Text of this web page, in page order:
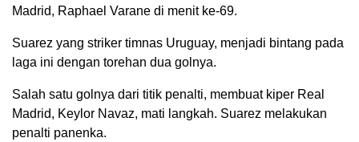
Madrid, Raphael Varane di menit ke-69.
Suarez yang striker timnas Uruguay, menjadi bintang pada
laga ini dengan torehan dua golnya.
Salah satu golnya dari titik penalti, membuat kiper Real
Madrid, Keylor Navaz, mati langkah. Suarez melakukan
penalti panenka.